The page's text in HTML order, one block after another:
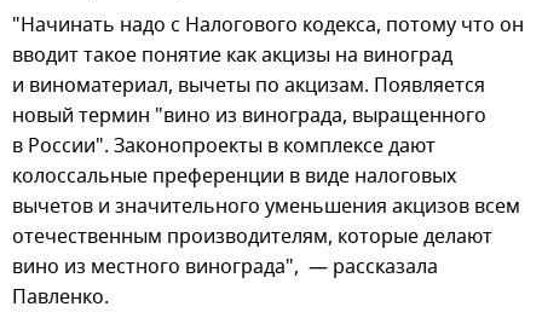
"Начинать надо с Налогового кодекса, потому что он
вводит такое понятие как акцизы на виноград
и виноматериал, вычеты по акцизам. Появляется
новый термин "вино из винограда, выращенного
в России". Законопроекты в комплексе дают
колоссальные преференции в виде налоговых
вычетов и значительного уменьшения акцизов всем
отечественным производителям, которые делают
вино из местного винограда", — рассказала
Павленко.